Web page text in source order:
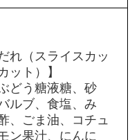
れ（スライスカッ
ット）】
どう糖液糖、砂
ルブ、食塩、み
、ごま油、コチュ
ン果汁、にんに